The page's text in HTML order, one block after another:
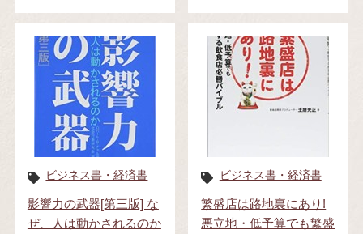
ビジネス書・経済書
影響力の武器[第三版] な
ぜ、人は動かされるのか
ビジネス書・経済書
繁盛店は路地裏にあり!
悪立地・低予算でも繁盛